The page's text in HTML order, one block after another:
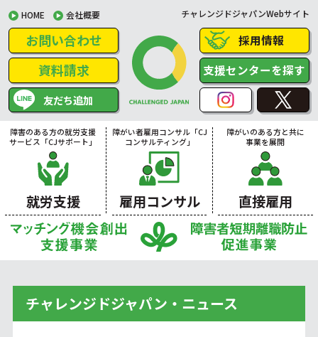
HOME 会社概要 チャレンジドジャパンWebサイト
お問い合わせ
資料請求
友だち追加
採用情報
支援センターを探す
障害のある方の就労支援
サービス「CJサポート」
就労支援
障がい者雇用コンサル「CJ
コンサルティング」
雇用コンサル
障がいのある方と共に
事業を展開
直接雇用
チャレンジドジャパン・ニュース